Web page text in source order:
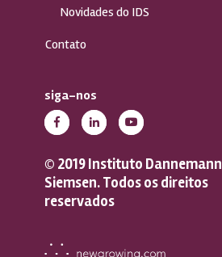
Novidades do IDS
Contato
siga-nos
© 2019 Instituto Dannemann
Siemsen. Todos os direitos
reservados